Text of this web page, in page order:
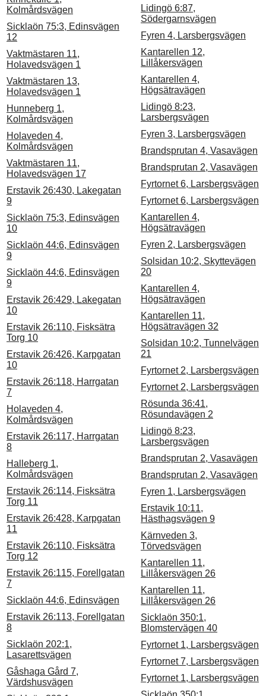
Kolmårdsvägen
Sicklaön 75:3, Edinsvägen
12
Vaktmästaren 11,
Holavedsvägen 1
Vaktmästaren 13,
Holavedsvägen 1
Hunneberg 1,
Kolmårdsvägen
Holaveden 4,
Kolmårdsvägen
Vaktmästaren 11,
Holavedsvägen 17
Erstavik 26:430, Lakegatan
9
Sicklaön 75:3, Edinsvägen
10
Sicklaön 44:6, Edinsvägen
9
Sicklaön 44:6, Edinsvägen
9
Erstavik 26:429, Lakegatan
10
Erstavik 26:110, Fisksätra
Torg 10
Erstavik 26:426, Karpgatan
10
Erstavik 26:118, Harrgatan
7
Holaveden 4,
Kolmårdsvägen
Erstavik 26:117, Harrgatan
8
Halleberg 1,
Kolmårdsvägen
Erstavik 26:114, Fisksätra
Torg 11
Erstavik 26:428, Karpgatan
11
Erstavik 26:110, Fisksätra
Torg 12
Erstavik 26:115, Forellgatan
7
Sicklaön 44:6, Edinsvägen
Erstavik 26:113, Forellgatan
8
Sicklaön 202:1,
Lasarettsvägen
Gåshaga Gård 7,
Värdshusvägen
Lidingö 6:87,
Södergarnsvägen
Fyren 4, Larsbergsvägen
Kantarellen 12,
Lillåkersvägen
Kantarellen 4,
Högsätravägen
Lidingö 8:23,
Larsbergsvägen
Fyren 3, Larsbergsvägen
Brandsprutan 4, Vasavägen
Brandsprutan 2, Vasavägen
Fyrtornet 6, Larsbergsvägen
Fyrtornet 6, Larsbergsvägen
Kantarellen 4,
Högsätravägen
Fyren 2, Larsbergsvägen
Solsidan 10:2, Skyttevägen
20
Kantarellen 4,
Högsätravägen
Kantarellen 11,
Högsätravägen 32
Solsidan 10:2, Tunnelvägen
21
Fyrtornet 2, Larsbergsvägen
Fyrtornet 2, Larsbergsvägen
Rösunda 36:41,
Rösundavägen 2
Lidingö 8:23,
Larsbergsvägen
Brandsprutan 2, Vasavägen
Brandsprutan 2, Vasavägen
Fyren 1, Larsbergsvägen
Erstavik 10:11,
Hästhagsvägen 9
Kärnveden 3,
Törvedsvägen
Kantarellen 11,
Lillåkersvägen 26
Kantarellen 11,
Lillåkersvägen 26
Sicklaön 350:1,
Blomstervägen 40
Fyrtornet 1, Larsbergsvägen
Fyrtornet 7, Larsbergsvägen
Fyrtornet 1, Larsbergsvägen